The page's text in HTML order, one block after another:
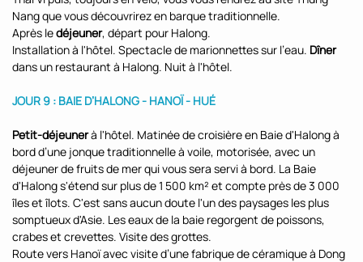
Nang que vous découvrirez en barque traditionnelle.
Après ledéjeuner, départ pour Halong.
Installation à l'hôtel. Spectacle de marionnettes sur l’eau. Dîner
dans un restaurant à Halong. Nuit à l'hôtel.
JOUR 9 : BAIE D’HALONG - HANOÏ - HUÉ
Petit-déjeunerà l'hôtel. Matinée de croisière en Baie d'Halong à
bord d’une jonque traditionnelle à voile, motorisée, avec un
déjeuner de fruits de mer qui vous sera servi à bord. La Baie
d'Halong s'étend sur plus de 1 500 km² et compte près de 3 000
îles et îlots. C'est sans aucun doute l'un des paysages les plus
somptueux d'Asie. Les eaux de la baie regorgent de poissons,
crabes et crevettes. Visite des grottes.
Route vers Hanoï avec visite d’une fabrique de céramique à Dong